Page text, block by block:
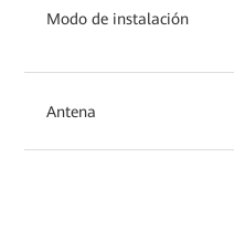
Modo de instalación
Antena